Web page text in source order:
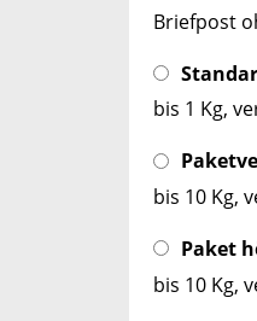
Briefpost
bis 1 Kg,
bis 10 Kg,
Paket
bis 10 Kg,